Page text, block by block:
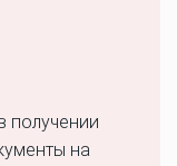
получении
на